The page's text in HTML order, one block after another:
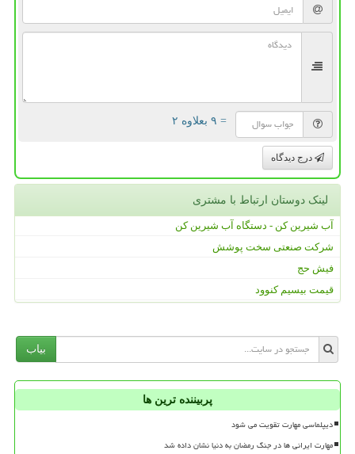
= ۹ بعلاوه ۲
درج دیدگاه
لینک دوستان ارتباط با مشتری
آب شیرین کن - دستگاه آب شیرین کن
شرکت صنعتی سخت پوشش
فیش حج
قیمت بیسیم کنوود
بیاب
پربیننده ترین ها
دیپلماسی مهارت تقویت می شود
مهارت ایرانی ها در جنگ رمضان به دنیا نشان داده شد